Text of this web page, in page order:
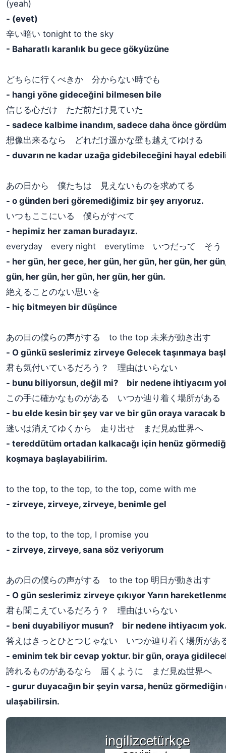
(yeah)
- (evet)
辛い暗い tonight to the sky
- Baharatlı karanlık bu gece gökyüzüne
どちらに行くべきか 分からない時でも
- hangi yöne gideceğini bilmesen bile
信じる心だけ ただ前だけ見ていた
- sadece kalbime inandım, sadece daha önce
想像出来るなら どれだけ遥かな壁も越えてゆける
- duvarın ne kadar uzağa gidebileceğini hayal
あの日から 僕たちは 見えないものを求めてる
- o günden beri göremediğimiz bir şey arıyoruz.
いつもここにいる 僕らがすべて
- hepimiz her zaman buradayız.
​everyday every night everytime いつだって そう
- ​her gün, her gece, her gün, her gün, her gün, her
gün, her gün, her gün, her gün, her gün.
絶えることのない思いを
- hiç bitmeyen bir düşünce
あの日の僕らの声がする to the top 未来が動き出す
- O günkü seslerimiz zirveye Gelecek taşınmaya
君も気付いているだろう？ 理由はいらない
- bunu biliyorsun, değil mi? bir nedene ihtiyacım
この手に確かなものがある いつか辿り着く場所がある
- bu elde kesin bir şey var ve bir gün oraya varacak
迷いは消えてゆくから 走り出せ まだ見ぬ世界へ
- tereddütüm ortadan kalkacağı için henüz
koşmaya başlayabilirim.
​to the top, to the top, to the top, come with me
- ​zirveye, zirveye, zirveye, benimle gel
​to the top, to the top, I promise you
- ​zirveye, zirveye, sana söz veriyorum
あの日の僕らの声がする to the top 明日が動き出す
- O gün seslerimiz zirveye çıkıyor Yarın
君も聞こえているだろう？ 理由はいらない
- beni duyabiliyor musun? bir nedene ihtiyacım
答えはきっとひとつじゃない いつか辿り着く場所があ
- eminim tek bir cevap yoktur. bir gün, oraya
誇れるものがあるなら 届くように まだ見ぬ世界へ
- gurur duyacağın bir şeyin varsa, henüz görmediğin
ulaşabilirsin.